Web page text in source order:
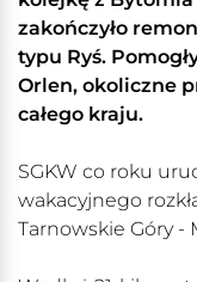
zakończyło
typu Ryś.
Orlen, okoliczne
całego kraju.
SGKW co roku
wakacyjnego
Tarnowskie Góry -